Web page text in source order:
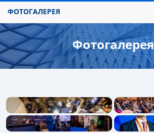
Про конференцію
Умови участі
Програма
Спікери
ФОТОГАЛЕРЕЯ
Фотогалерея